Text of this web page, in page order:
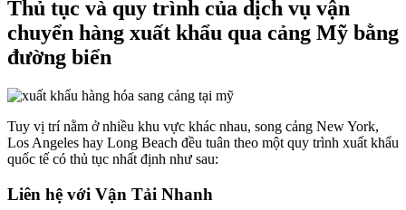
Thủ tục và quy trình của dịch vụ vận
chuyển hàng xuất khẩu qua cảng Mỹ bằng
đường biển
Tuy vị trí nằm ở nhiều khu vực khác nhau, song cảng New York,
Los Angeles hay Long Beach đều tuân theo một quy trình xuất khẩu
quốc tế có thủ tục nhất định như sau:
Liên hệ với Vận Tải Nhanh